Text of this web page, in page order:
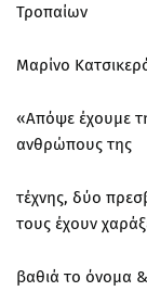
Τροπαίων
Μαρίνο
«Απόψε έχουμε
ανθρώπους της
τέχνης, δύο
τους έχουν
βαθιά το όνομα